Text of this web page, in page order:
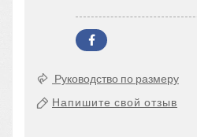
Руководство по размеру
Напишите свой отзыв